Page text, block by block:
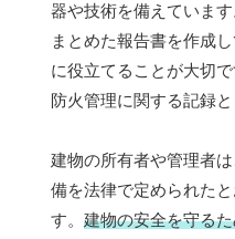
器や技術を備えていま
まとめた報告書を作成
に役立てることが大切
防火管理に関する記録と
建物の所有者や管理者
備を法律で定められた
す。 建物の安全を守る